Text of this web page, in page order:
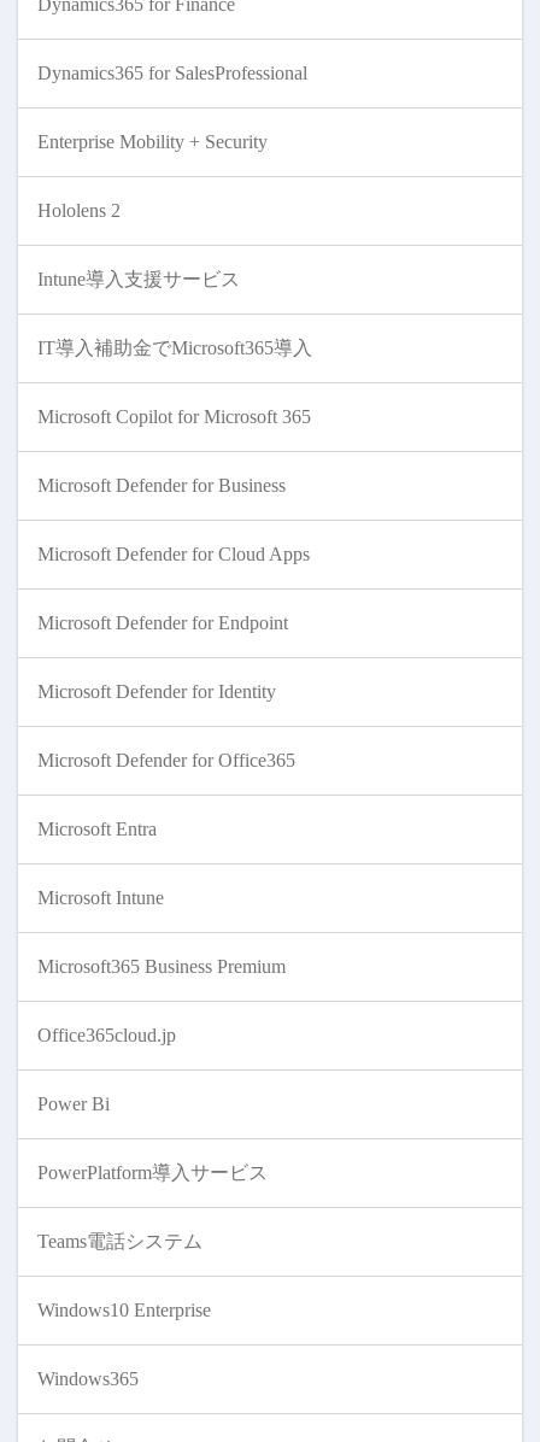
Dynamics365 for Finance
Dynamics365 for SalesProfessional
Enterprise Mobility + Security
Hololens 2
Intune導入支援サービス
IT導入補助金でMicrosoft365導入
Microsoft Copilot for Microsoft 365
Microsoft Defender for Business
Microsoft Defender for Cloud Apps
Microsoft Defender for Endpoint
Microsoft Defender for Identity
Microsoft Defender for Office365
Microsoft Entra
Microsoft Intune
Microsoft365 Business Premium
Office365cloud.jp
Power Bi
PowerPlatform導入サービス
Teams電話システム
Windows10 Enterprise
Windows365